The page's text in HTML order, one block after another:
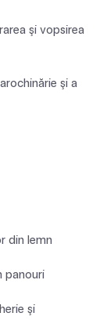
şi vopsirea
şi a
din lemn
panouri
şi